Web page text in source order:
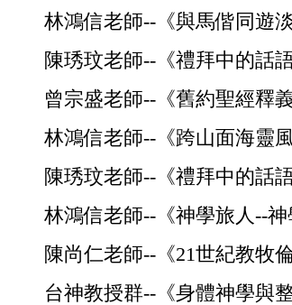
林鴻信老師--《與馬偕同遊
陳琇玟老師--《禮拜中的話
曾宗盛老師--《舊約聖經釋
林鴻信老師--《跨山面海靈
陳琇玟老師--《禮拜中的話
林鴻信老師--《神學旅人--神
陳尚仁老師--《21世紀教牧倫
台神教授群--《身體神學與